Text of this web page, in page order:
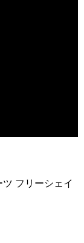
フリーシェイ